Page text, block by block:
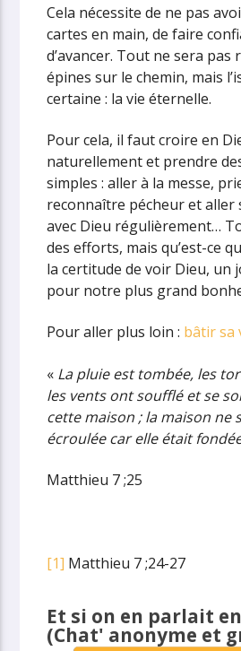
Cela nécessite de ne pas
cartes en main, de faire
d’avancer. Tout ne sera pas
épines sur le chemin, mais
certaine : la vie éternelle.
Pour cela, il faut croire en
naturellement et prendre
simples : aller à la messe,
reconnaître pécheur et aller
avec Dieu régulièrement…
des efforts, mais qu’est-ce
la certitude de voir Dieu, un
pour notre plus grand
Pour aller plus loin : bâtir sa
« La pluie est tombée, les
les vents ont soufflé et se
cette maison ; la maison ne
écroulée car elle était
Matthieu 7 ;25
[1] Matthieu 7 ;24-27
Et si on en parlait
(Chat' anonyme et